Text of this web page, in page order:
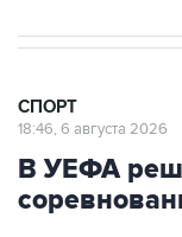
СПОРТ
18:46, 6 августа 2026
В УЕФА